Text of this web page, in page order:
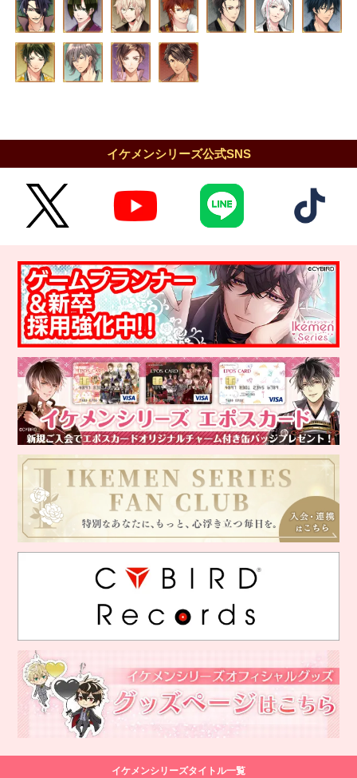
イケメンシリーズ公式SNS
イケメンシリーズタイトル一覧